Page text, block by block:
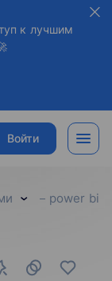
к лучшим
Войти
power bi